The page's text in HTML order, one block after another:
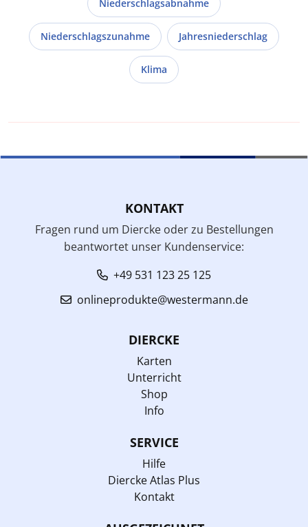
Niederschlagsabnahme
Niederschlagszunahme Jahresniederschlag
Klima
KONTAKT
Fragen rund um Diercke oder zu Bestellungen
beantwortet unser Kundenservice:
+49 531 123 25 125
onlineprodukte@westermann.de
DIERCKE
Karten
Unterricht
Shop
Info
SERVICE
Hilfe
Diercke Atlas Plus
Kontakt